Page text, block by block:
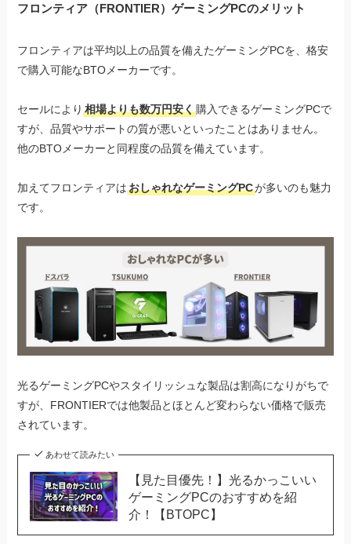
フロンティア（FRONTIER）ゲーミングPCのメリット
フロンティアは平均以上の品質を備えたゲーミングPCを、格安
で購入可能なBTOメーカーです。
セールにより相場よりも数万円安く購入できるゲーミングPCで
すが、品質やサポートの質が悪いといったことはありません。
他のBTOメーカーと同程度の品質を備えています。
加えてフロンティアはおしゃれなゲーミングPCが多いのも魅力
です。
光るゲーミングPCやスタイリッシュな製品は割高になりがちで
すが、FRONTIERでは他製品とほとんど変わらない価格で販売
されています。
あわせて読みたい
【見た目優先！】光るかっこいい
ゲーミングPCのおすすめを紹
介！【BTOPC】